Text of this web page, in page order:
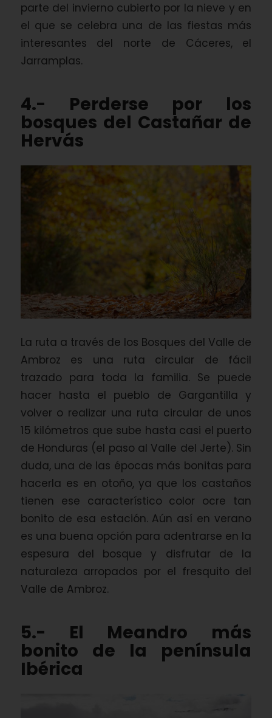
parte del invierno cubierto por la nieve y en
el que se celebra una de las fiestas más
interesantes del norte de Cáceres, el
Jarramplas.
4.- Perderse por los
bosques del Castañar de
Hervás
La ruta a través de los Bosques del Valle de
Ambroz es una ruta circular de fácil
trazado para toda la familia. Se puede
hacer hasta el pueblo de Gargantilla y
volver o realizar una ruta circular de unos
15 kilómetros que sube hasta casi el puerto
de Honduras (el paso al Valle del Jerte). Sin
duda, una de las épocas más bonitas para
hacerla es en otoño, ya que los castaños
tienen ese característico color ocre tan
bonito de esa estación. Aún así en verano
es una buena opción para adentrarse en la
espesura del bosque y disfrutar de la
naturaleza arropados por el fresquito del
Valle de Ambroz.
5.- El Meandro más
bonito de la península
Ibérica